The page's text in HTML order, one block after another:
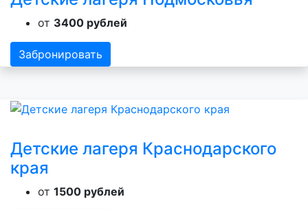
от 3400 рублей
Забронировать
Детские лагеря Краснодарского
края
от 1500 рублей